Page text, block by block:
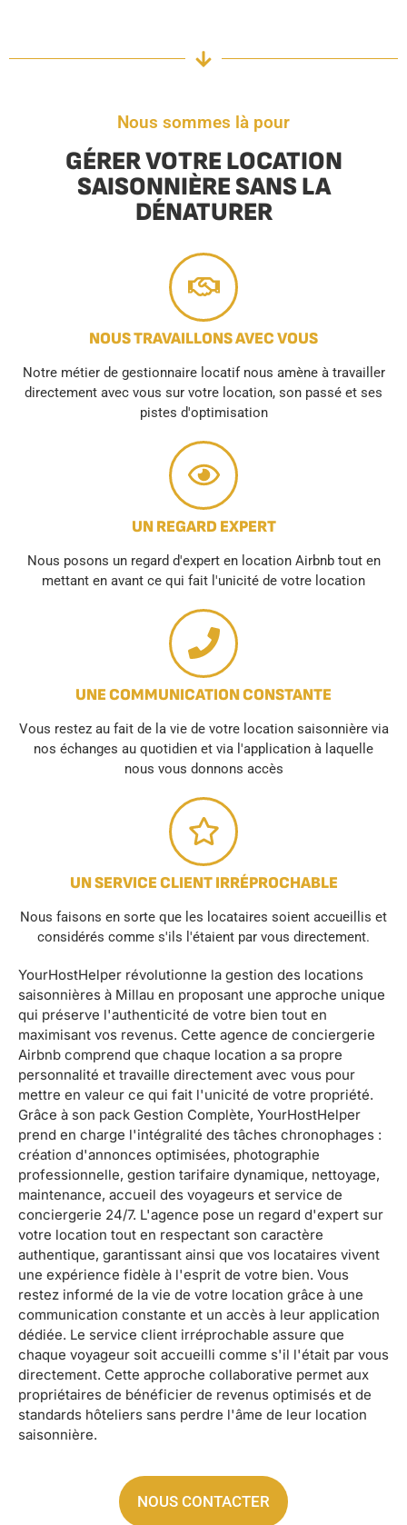
Nous sommes là pour
GÉRER VOTRE LOCATION
SAISONNIÈRE SANS LA
DÉNATURER
NOUS TRAVAILLONS AVEC VOUS
Notre métier de gestionnaire locatif nous amène à travailler
directement avec vous sur votre location, son passé et ses
pistes d'optimisation
UN REGARD EXPERT
Nous posons un regard d'expert en location Airbnb tout en
mettant en avant ce qui fait l'unicité de votre location
UNE COMMUNICATION CONSTANTE
Vous restez au fait de la vie de votre location saisonnière via
nos échanges au quotidien et via l'application à laquelle
nous vous donnons accès
UN SERVICE CLIENT IRRÉPROCHABLE
Nous faisons en sorte que les locataires soient accueillis et
considérés comme s'ils l'étaient par vous directement.
YourHostHelper révolutionne la gestion des locations
saisonnières à Millau en proposant une approche unique
qui préserve l'authenticité de votre bien tout en
maximisant vos revenus. Cette agence de conciergerie
Airbnb comprend que chaque location a sa propre
personnalité et travaille directement avec vous pour
mettre en valeur ce qui fait l'unicité de votre propriété.
Grâce à son pack Gestion Complète, YourHostHelper
prend en charge l'intégralité des tâches chronophages :
création d'annonces optimisées, photographie
professionnelle, gestion tarifaire dynamique, nettoyage,
maintenance, accueil des voyageurs et service de
conciergerie 24/7. L'agence pose un regard d'expert sur
votre location tout en respectant son caractère
authentique, garantissant ainsi que vos locataires vivent
une expérience fidèle à l'esprit de votre bien. Vous
restez informé de la vie de votre location grâce à une
communication constante et un accès à leur application
dédiée. Le service client irréprochable assure que
chaque voyageur soit accueilli comme s'il l'était par vous
directement. Cette approche collaborative permet aux
propriétaires de bénéficier de revenus optimisés et de
standards hôteliers sans perdre l'âme de leur location
saisonnière.
NOUS CONTACTER